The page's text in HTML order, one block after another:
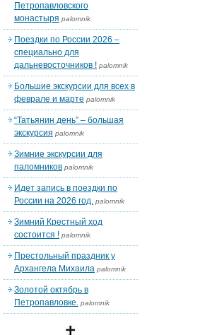
Петропавловского
монастыря palomnik
Поездки по России 2026 –
специально для
дальневосточников ! palomnik
Большие экскурсии для всех в
феврале и марте palomnik
“Татьянин день” – большая
экскурсия palomnik
Зимние экскурсии для
паломников palomnik
Идет запись в поездки по
России на 2026 год. palomnik
Зимний Крестный ход
состоится ! palomnik
Престольный праздник у
Архангела Михаила palomnik
Золотой октябрь в
Петропавловке. palomnik